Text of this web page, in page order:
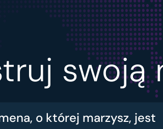
swoją
o której marzysz, jest